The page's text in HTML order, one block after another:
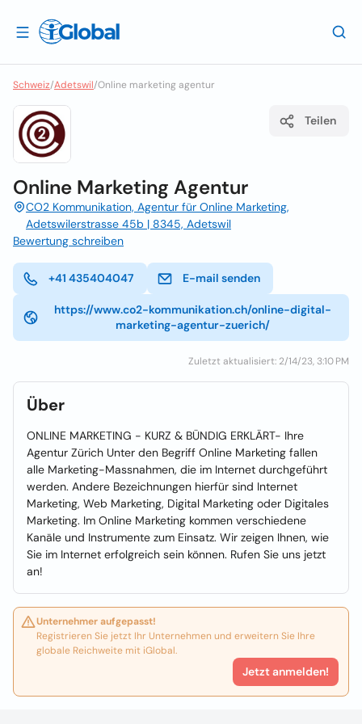
Schweiz/Adetswil/Online marketing agentur
Teilen
Online Marketing Agentur
CO2 Kommunikation, Agentur für Online Marketing,
Adetswilerstrasse 45b | 8345, Adetswil
Bewertung schreiben
+41 435404047 E-mail senden
https://www.co2-kommunikation.ch/online-digital-
marketing-agentur-zuerich/
Zuletzt aktualisiert: 2/14/23, 3:10 PM
Über
ONLINE MARKETING - KURZ & BÜNDIG ERKLÄRT- Ihre
Agentur Zürich Unter den Begriff Online Marketing fallen
alle Marketing-Massnahmen, die im Internet durchgeführt
werden. Andere Bezeichnungen hierfür sind Internet
Marketing, Web Marketing, Digital Marketing oder Digitales
Marketing. Im Online Marketing kommen verschiedene
Kanäle und Instrumente zum Einsatz. Wir zeigen Ihnen, wie
Sie im Internet erfolgreich sein können. Rufen Sie uns jetzt
an!
Unternehmer aufgepasst!
Registrieren Sie jetzt Ihr Unternehmen und erweitern Sie Ihre
globale Reichweite mit iGlobal.
Jetzt anmelden!